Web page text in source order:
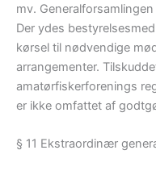
mv.
Der ydes
kørsel til nødvendige
arrangementer.
amatørfiskerforenings
er ikke omfattet af
§ 11 Ekstraordinær